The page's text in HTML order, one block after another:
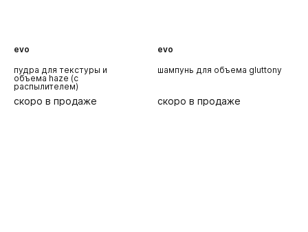
evo
пудра для текстуры и
объема haze (с
распылителем)
скоро в продаже
evo
шампунь для объема gluttony
скоро в продаже